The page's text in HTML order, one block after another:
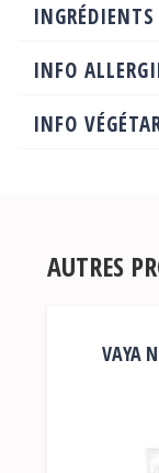
INGRÉDIENTS
INFO
INFO
AUTRES
VAYA